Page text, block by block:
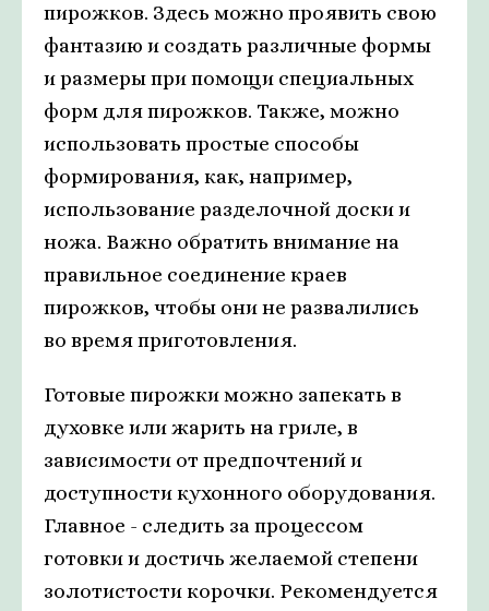
пирожков. Здесь можно проявить свою
фантазию и создать различные формы
и размеры при помощи специальных
форм для пирожков. Также, можно
использовать простые способы
формирования, как, например,
использование разделочной доски и
ножа. Важно обратить внимание на
правильное соединение краев
пирожков, чтобы они не развалились
во время приготовления.
Готовые пирожки можно запекать в
духовке или жарить на гриле, в
зависимости от предпочтений и
доступности кухонного оборудования.
Главное - следить за процессом
готовки и достичь желаемой степени
золотистости корочки. Рекомендуется